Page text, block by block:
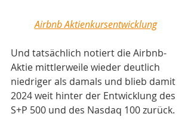
Airbnb Aktienkursentwicklung
Und tatsächlich notiert die Airbnb-
Aktie mittlerweile wieder deutlich
niedriger als damals und blieb damit
2024 weit hinter der Entwicklung des
S+P 500 und des Nasdaq 100 zurück.